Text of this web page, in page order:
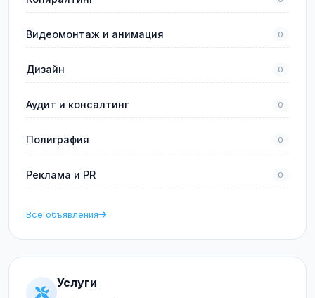
Видеомонтаж и анимация 0
Дизайн 0
Аудит и консалтинг 0
Полиграфия 0
Реклама и PR 0
Все объявления
Услуги